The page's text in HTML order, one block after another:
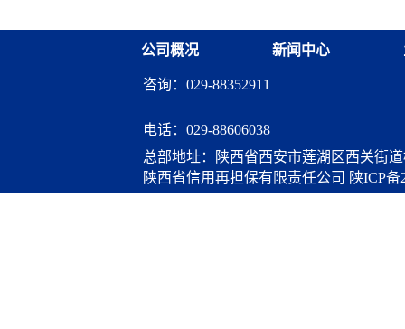
公司概况 新闻中心
咨询：029-88352911
电话： 029-88606038
陕西省信用再担保有限责任公司 陕ICP备
总部地址：陕西省西安市莲湖区西关街